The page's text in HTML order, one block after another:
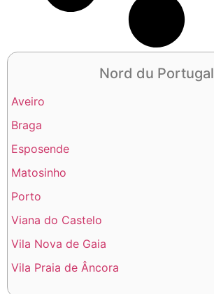
Nord du Portugal
Aveiro
Braga
Esposende
Matosinho
Porto
Viana do Castelo
Vila Nova de Gaia
Vila Praia de Âncora